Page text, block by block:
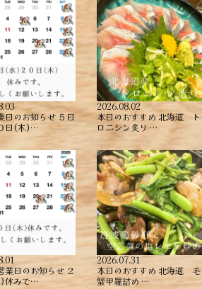
日のお知らせ ５日
日(木)…
2026.08.02
本日のおすすめ ︎北海道 ト
ロニシン炙り …
業日のお知らせ ２
休みで…
2026.07.31
本日のおすすめ ︎北海道 毛
蟹甲羅詰め ︎…